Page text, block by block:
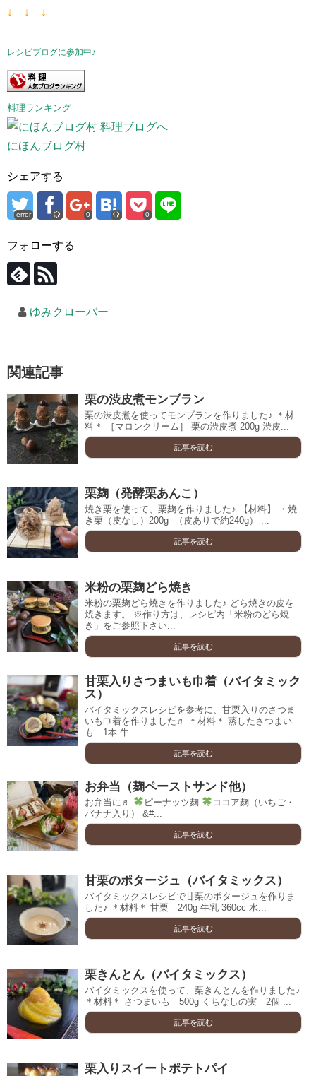
↓ ↓ ↓
レシピブログに参加中♪
料理ランキング
にほんブログ村
シェアする
error 0 0
フォローする
ゆみクローバー
関連記事
栗の渋皮煮モンブラン
栗の渋皮煮を使ってモンブランを作りました♪ ＊材
料＊ ［マロンクリーム］ 栗の渋皮煮 200g 渋皮...
記事を読む
栗麹（発酵栗あんこ）
焼き栗を使って、栗麹を作りました♪ 【材料】 ・焼
き栗（皮なし）200g （皮ありで約240g） ...
記事を読む
米粉の栗麹どら焼き
米粉の栗麹どら焼きを作りました♪ どら焼きの皮を
焼きます。 ※作り方は、レシピ内「米粉のどら焼
き」をご参照下さい...
記事を読む
甘栗入りさつまいも巾着（バイタミック
ス）
バイタミックスレシピを参考に、甘栗入りのさつま
いも巾着を作りました♬ ＊材料＊ 蒸したさつまい
も 1本 牛...
記事を読む
お弁当（麹ペーストサンド他）
お弁当に♬ ピーナッツ麹
ココア麹（いちご・
バナナ入り） &#...
記事を読む
甘栗のポタージュ（バイタミックス）
バイタミックスレシピで甘栗のポタージュを作りま
した♪ ＊材料＊ 甘栗 240g 牛乳 360cc 水...
記事を読む
栗きんとん（バイタミックス）
バイタミックスを使って、栗きんとんを作りました♪
＊材料＊ さつまいも 500g くちなしの実 2個 ...
記事を読む
栗入りスイートポテトパイ